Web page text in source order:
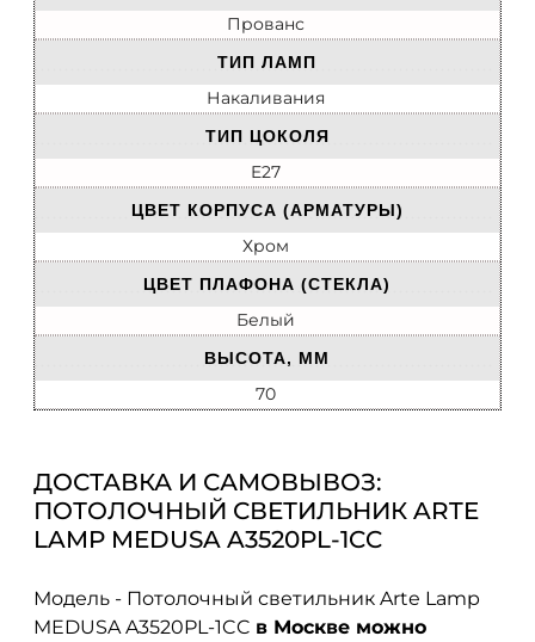
Прованс
ТИП ЛАМП
Накаливания
ТИП ЦОКОЛЯ
E27
ЦВЕТ КОРПУСА (АРМАТУРЫ)
Хром
ЦВЕТ ПЛАФОНА (СТЕКЛА)
Белый
ВЫСОТА, ММ
70
ДОСТАВКА И САМОВЫВОЗ:
ПОТОЛОЧНЫЙ СВЕТИЛЬНИК ARTE
LAMP MEDUSA A3520PL-1CC
Модель - Потолочный светильник Arte Lamp
MEDUSA A3520PL-1CC в Москве можно